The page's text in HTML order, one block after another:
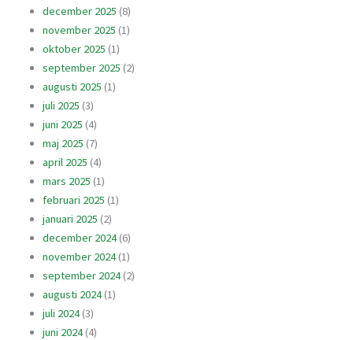
december 2025 (8)
november 2025 (1)
oktober 2025 (1)
september 2025 (2)
augusti 2025 (1)
juli 2025 (3)
juni 2025 (4)
maj 2025 (7)
april 2025 (4)
mars 2025 (1)
februari 2025 (1)
januari 2025 (2)
december 2024(6)
november 2024(1)
september 2024(2)
augusti 2024(1)
juli 2024(3)
juni 2024(4)